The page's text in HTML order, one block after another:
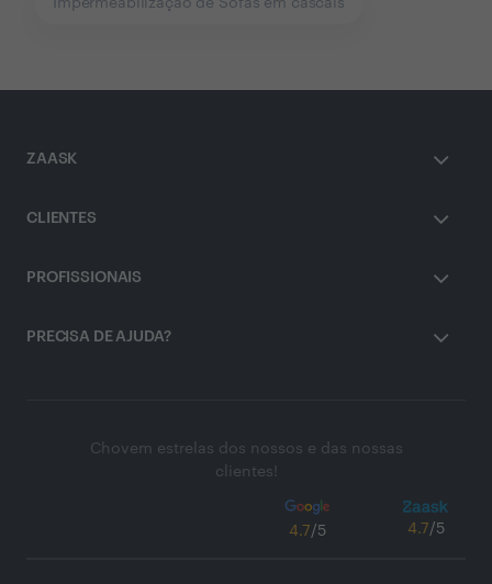
Impermeabilização de Sofás em cascais
ZAASK
CLIENTES
PROFISSIONAIS
PRECISA DE AJUDA?
Chovem estrelas dos nossos e das nossas
clientes!
4.7/5 4.7/5